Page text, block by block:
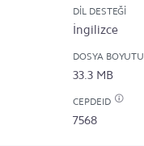
DIL DESTEĞI
İngilizce
DOSYA BOYUTU
33.3 MB
CEPDEID
7568